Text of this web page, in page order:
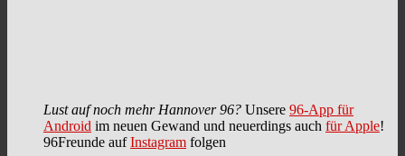
Lust auf noch mehr Hannover 96? Unsere 96-App für
Android im neuen Gewand und neuerdings auch für Apple!
96Freunde aufInstagram folgen